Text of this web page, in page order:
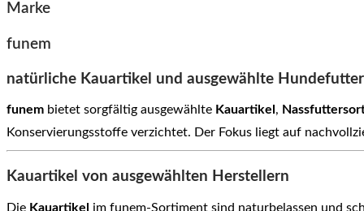
Marke
funem
natürliche Kauartikel und ausgewählte
funem bietet sorgfältig ausgewählte Kauartikel ,
Konservierungsstoffe verzichtet. Der Fokus liegt auf
Kauartikel von ausgewählten Herstellern
Die Kauartikel
im funem-Sortiment sind naturbelassen und